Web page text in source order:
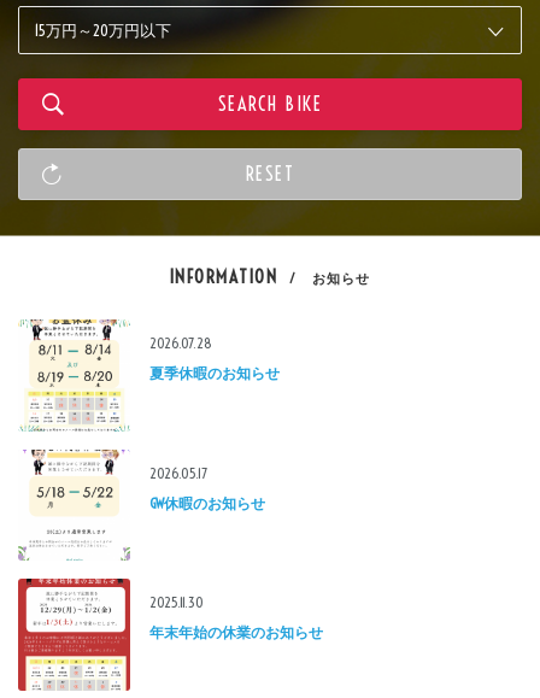
INFORMATION / お知らせ
2026.07.28
夏季休暇のお知らせ
2026.05.17
GW休暇のお知らせ
2025.11.30
年末年始の休業のお知らせ